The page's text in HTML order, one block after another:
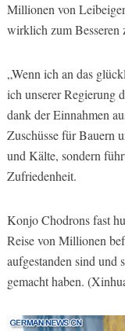
Millionen von
wirklich zum Besseren
„Wenn ich an das
ich unserer Regierung
dank der Einnahmen
Zuschüsse für Bauern
und Kälte, sondern
Zufriedenheit.
Konjo Chodrons fast
Reise von Millionen
aufgestanden sind und
gemacht haben.